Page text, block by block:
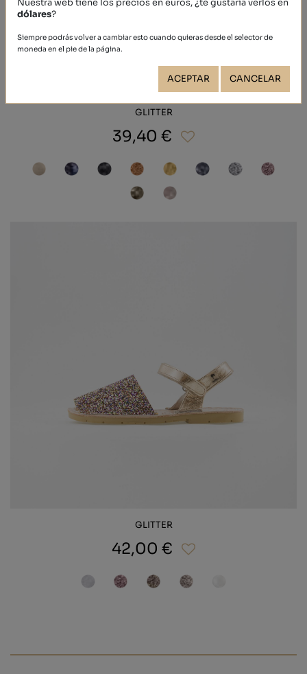
GLITTER
39,40 €
GLITTER
42,00 €
Nuestra web tiene los precios en euros, ¿te gustaría verlos en
dólares?
Siempre podrás volver a cambiar esto cuando quieras desde el selector de
moneda en el pie de la página.
ACEPTAR CANCELAR